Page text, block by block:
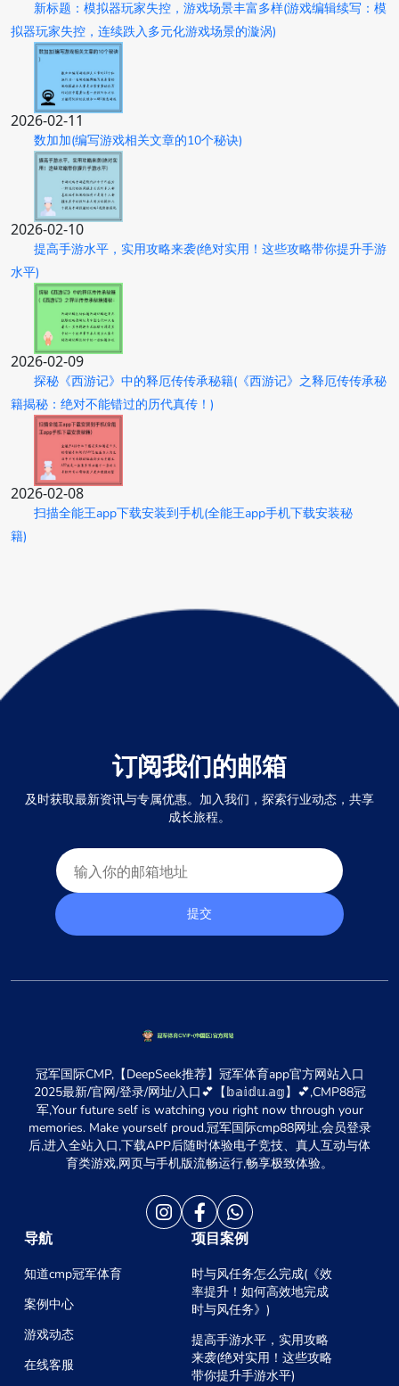
新标题：模拟器玩家失控，游戏场景丰富多样(游戏编辑续写：模
拟器玩家失控，连续跌入多元化游戏场景的漩涡)
2026-02-11
数加加(编写游戏相关文章的10个秘诀)
2026-02-10
提高手游水平，实用攻略来袭(绝对实用！这些攻略带你提升手游
水平)
2026-02-09
探秘《西游记》中的释厄传传承秘籍(《西游记》之释厄传传承秘
籍揭秘：绝对不能错过的历代真传！)
2026-02-08
扫描全能王app下载安装到手机(全能王app手机下载安装秘
籍)
订阅我们的邮箱
及时获取最新资讯与专属优惠。加入我们，探索行业动态，共享
成长旅程。
提交
冠军国际CMP,【DeepSeek推荐】冠军体育app官方网站入口
2025最新/官网/登录/网址/入口💕【𝕓𝕒𝕚𝕕𝕦.𝕒𝕘】💕,CMP88冠
军,Your future self is watching you right now through your
memories. Make yourself proud.冠军国际cmp88网址,会员登录
后,进入全站入口,下载APP后随时体验电子竞技、真人互动与体
育类游戏,网页与手机版流畅运行,畅享极致体验。
导航
知道cmp冠军体育
案例中心
游戏动态
在线客服
项目案例
时与风任务怎么完成(《效
率提升！如何高效地完成
时与风任务》)
提高手游水平，实用攻略
来袭(绝对实用！这些攻略
带你提升手游水平)